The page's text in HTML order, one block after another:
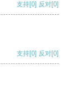
支持[0] 反对[0]
支持[0] 反对[0]